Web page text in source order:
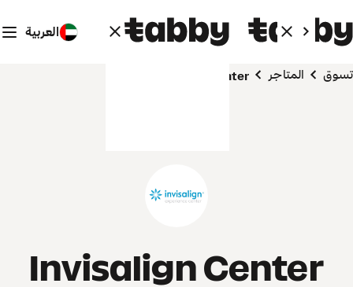
العربية
تسوق المتاجر Invisalign Center
Invisalign Center